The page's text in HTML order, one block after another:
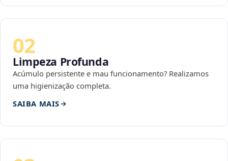
02
Limpeza Profunda
Acúmulo persistente e mau funcionamento? Realizamos
uma higienização completa.
SAIBA MAIS